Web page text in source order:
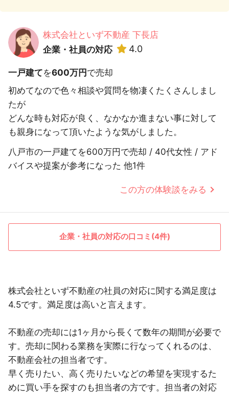
株式会社といず不動産 下長店
企業・社員の対応
4.0
一戸建てを600万円 で売却
初めてなので色々相談や質問を物凄くたくさんしまし
たが
どんな時も対応が良く、なかなか進まない事に対して
も親身になって頂いたような気がしました。
八戸市の一戸建てを600万円で売却 / 40代女性 / アド
バイスや提案が参考になった 他1件
この方の体験談をみる
企業・社員の対応の口コミ(4件)
株式会社といず不動産の社員の対応に関する満足度は
4.5です。満足度は高いと言えます。
不動産の売却には1ヶ月から長くて数年の期間が必要で
す。売却に関わる業務を実際に行なってくれるのは、
不動産会社の担当者です。
早く売りたい、高く売りたいなどの希望を実現するた
めに買い手を探すのも担当者の方です。担当者の対応